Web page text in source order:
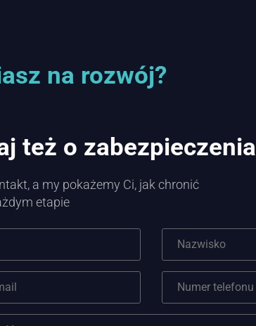
na rozwój?
też o zabezpieczenia
a my pokażemy Ci, jak chronić
etapie